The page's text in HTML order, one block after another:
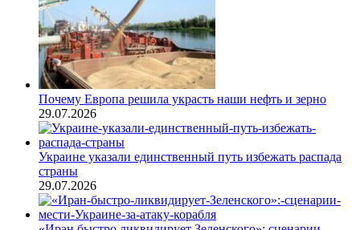
Почему Европа решила украсть наши нефть и зерно
29.07.2026
Украине указали единственный путь избежать распада
страны
29.07.2026